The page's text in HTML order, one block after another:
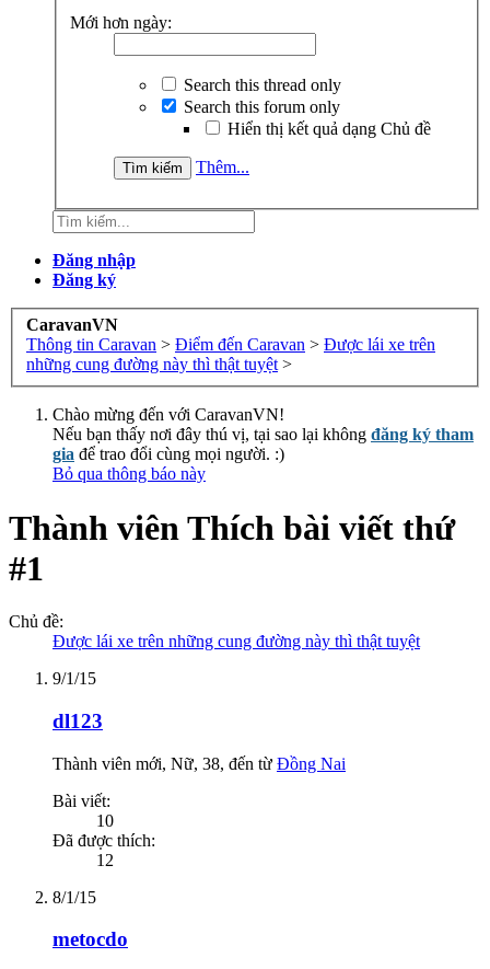
Mới hơn ngày:
Search this thread only
Search this forum only
Hiển thị kết quả dạng Chủ đề
Thêm...
Đăng nhập
Đăng ký
CaravanVN
Thông tin Caravan > Điểm đến Caravan > Được lái xe trên
những cung đường này thì thật tuyệt >
Chào mừng đến với CaravanVN!
Nếu bạn thấy nơi đây thú vị, tại sao lại không đăng ký tham
gia để trao đổi cùng mọi người. :)
Bỏ qua thông báo này
Thành viên Thích bài viết thứ
#1
Chủ đề:
Được lái xe trên những cung đường này thì thật tuyệt
9/1/15
dl123
Thành viên mới, Nữ, 38, đến từ Đồng Nai
Bài viết:
10
Đã được thích:
12
8/1/15
metocdo